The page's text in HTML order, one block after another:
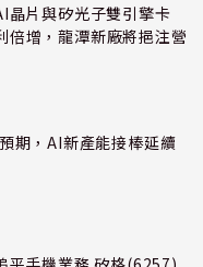
晶片與矽光子雙引擎卡
倍增，龍潭新廠將挹注營
期，AI新產能接棒延續